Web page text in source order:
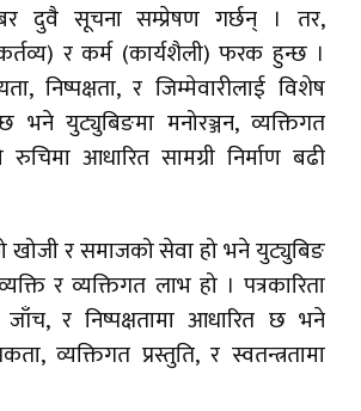
दुवै सूचना सम्प्रेषण गर्छन् । तर,
र कर्म (कार्यशैली) फरक हुन्छ ।
निष्पक्षता, र जिम्मेवारीलाई विशेष
भने युट्युबिङमा मनोरञ्जन, व्यक्तिगत
आधारित सामग्री निर्माण बढी
खोजी र समाजको सेवा हो भने युट्युबिङ
र व्यक्तिगत लाभ हो । पत्रकारिता
र निष्पक्षतामा आधारित छ भने
व्यक्तिगत प्रस्तुति, र स्वतन्त्रतामा